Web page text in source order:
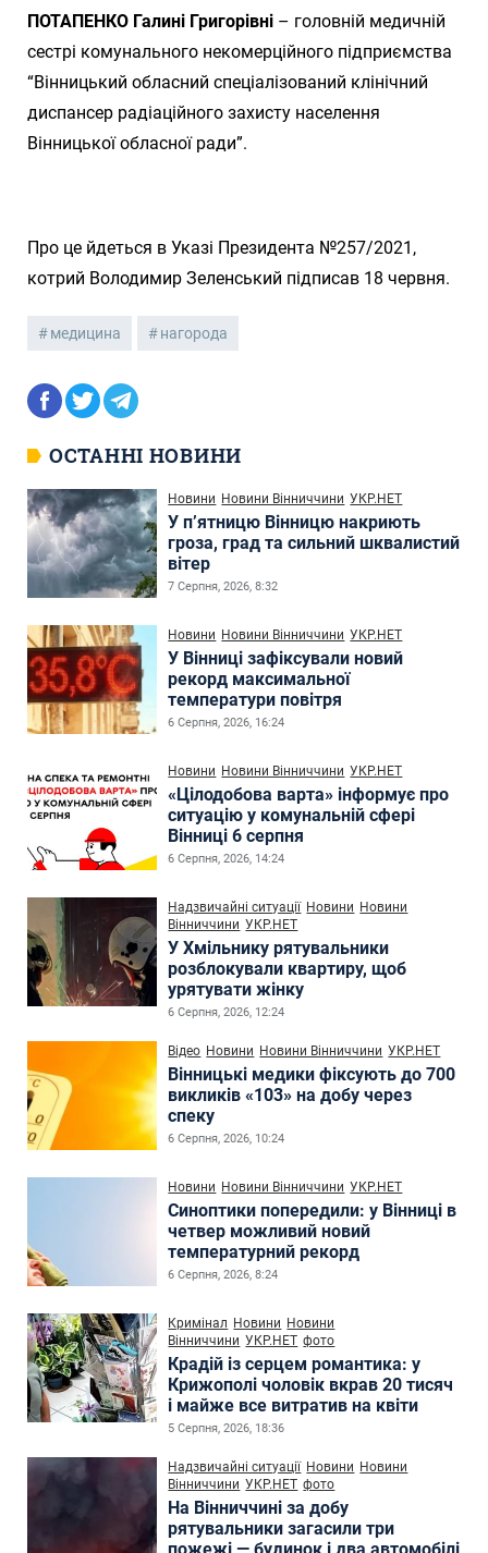
ПОТАПЕНКО Галині Григорівні – головній медичній
сестрі комунального некомерційного підприємства
“Вінницький обласний спеціалізований клінічний
диспансер радіаційного захисту населення
Вінницької обласної ради”.
Про це йдеться в Указі Президента №257/2021,
котрий Володимир Зеленський підписав 18 червня.
медицина нагорода
ОСТАННІ НОВИНИ
Новини Новини Вінниччини УКР.НЕТ
У п’ятницю Вінницю накриють
гроза, град та сильний шквалистий
вітер
7 Серпня, 2026, 8:32
Новини Новини Вінниччини УКР.НЕТ
У Вінниці зафіксували новий
рекорд максимальної
температури повітря
6 Серпня, 2026, 16:24
Новини Новини Вінниччини УКР.НЕТ
«Цілодобова варта» інформує про
ситуацію у комунальній сфері
Вінниці 6 серпня
6 Серпня, 2026, 14:24
Надзвичайні ситуації Новини Новини
Вінниччини УКР.НЕТ
У Хмільнику рятувальники
розблокували квартиру, щоб
урятувати жінку
6 Серпня, 2026, 12:24
Відео Новини Новини Вінниччини УКР.НЕТ
Вінницькі медики фіксують до 700
викликів «103» на добу через
спеку
6 Серпня, 2026, 10:24
Новини Новини Вінниччини УКР.НЕТ
Синоптики попередили: у Вінниці в
четвер можливий новий
температурний рекорд
6 Серпня, 2026, 8:24
Кримінал Новини Новини
Вінниччини УКР.НЕТ фото
Крадій із серцем романтика: у
Крижополі чоловік вкрав 20 тисяч
і майже все витратив на квіти
5 Серпня, 2026, 18:36
Надзвичайні ситуації Новини Новини
Вінниччини УКР.НЕТ фото
На Вінниччині за добу
рятувальники загасили три